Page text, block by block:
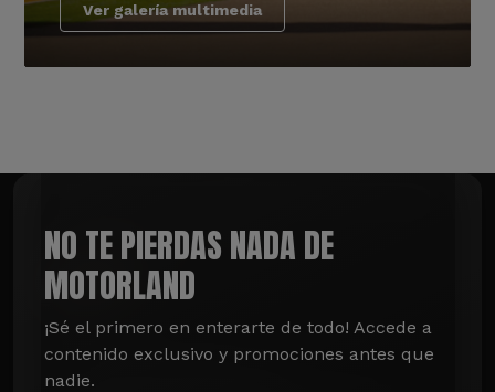
Ver galería multimedia
NO TE PIERDAS NADA DE
MOTORLAND
¡Sé el primero en enterarte de todo! Accede a
contenido exclusivo y promociones antes que
nadie.